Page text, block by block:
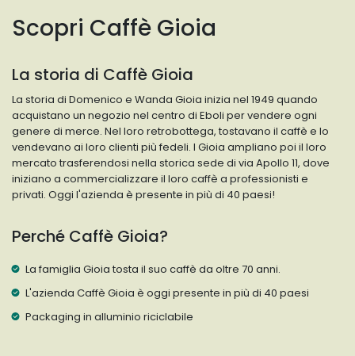
Scopri Caffè Gioia
La storia di Caffè Gioia
La storia di Domenico e Wanda Gioia inizia nel 1949 quando
acquistano un negozio nel centro di Eboli per vendere ogni
genere di merce. Nel loro retrobottega, tostavano il caffè e lo
vendevano ai loro clienti più fedeli. I Gioia ampliano poi il loro
mercato trasferendosi nella storica sede di via Apollo 11, dove
iniziano a commercializzare il loro caffè a professionisti e
privati. Oggi l'azienda è presente in più di 40 paesi!
Perché Caffè Gioia?
La famiglia Gioia tosta il suo caffè da oltre 70 anni.
L'azienda Caffè Gioia è oggi presente in più di 40 paesi
Packaging in alluminio riciclabile